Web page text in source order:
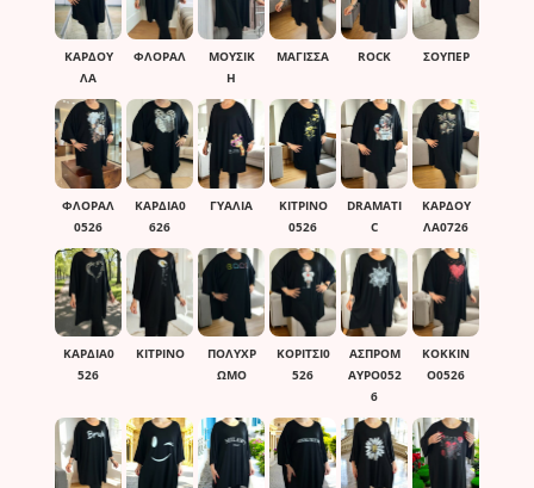
ΚΑΡΔΟΥ
ΛΑ
ΦΛΟΡΑΛ
ΜΟΥΣΙΚ
Η
ΜΑΓΙΣΣΑ ROCK ΣΟΥΠΕΡ
ΦΛΟΡΑΛ
0526
ΚΑΡΔΙΑ0
626
ΓΥΑΛΙΑ
ΚΙΤΡΙΝΟ
0526
DRAMATI
C
ΚΑΡΔΟΥ
ΛΑ0726
ΚΑΡΔΙΑ0
526
ΚΊΤΡΙΝΟ
ΠΟΛΎΧΡ
ΩΜΟ
ΚΟΡΙΤΣΙ0
526
ΑΣΠΡΟΜ
ΑΥΡΟ052
6
ΚΟΚΚΙΝ
Ο0526